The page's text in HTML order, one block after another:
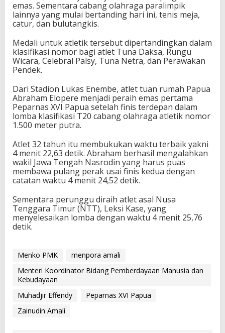
emas. Sementara cabang olahraga paralimpik
lainnya yang mulai bertanding hari ini, tenis meja,
catur, dan bulutangkis.
Medali untuk atletik tersebut dipertandingkan dalam
klasifikasi nomor bagi atlet Tuna Daksa, Rungu
Wicara, Celebral Palsy, Tuna Netra, dan Perawakan
Pendek.
Dari Stadion Lukas Enembe, atlet tuan rumah Papua
Abraham Elopere menjadi peraih emas pertama
Peparnas XVI Papua setelah finis terdepan dalam
lomba klasifikasi T20 cabang olahraga atletik nomor
1.500 meter putra.
Atlet 32 tahun itu membukukan waktu terbaik yakni
4 menit 22,63 detik. Abraham berhasil mengalahkan
wakil Jawa Tengah Nasrodin yang harus puas
membawa pulang perak usai finis kedua dengan
catatan waktu 4 menit 24,52 detik.
Sementara perunggu diraih atlet asal Nusa
Tenggara Timur (NTT), Leksi Kase, yang
menyelesaikan lomba dengan waktu 4 menit 25,76
detik.
Menko PMK
menpora amali
Menteri Koordinator Bidang Pemberdayaan Manusia dan
Kebudayaan
Muhadjir Effendy
Peparnas XVI Papua
Zainudin Amali